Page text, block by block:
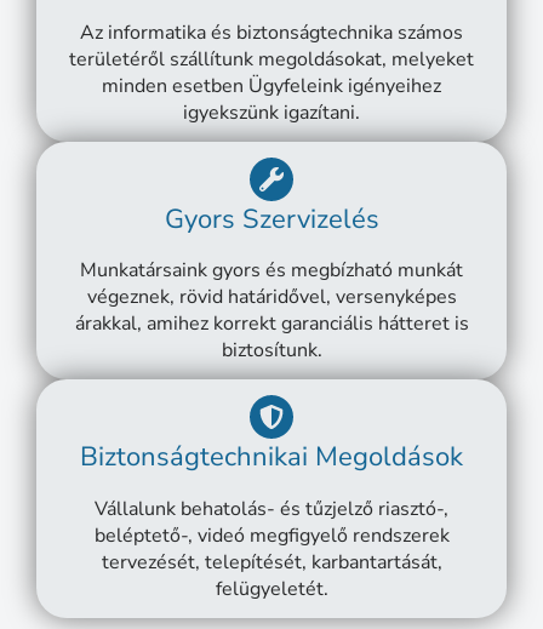
Az informatika és biztonságtechnika számos
területéről szállítunk megoldásokat, melyeket
minden esetben Ügyfeleink igényeihez
igyekszünk igazítani.
Gyors Szervizelés
Munkatársaink gyors és megbízható munkát
végeznek, rövid határidővel, versenyképes
árakkal, amihez korrekt garanciális hátteret is
biztosítunk.
Biztonságtechnikai Megoldások
Vállalunk behatolás- és tűzjelző riasztó-,
beléptető-, videó megfigyelő rendszerek
tervezését, telepítését, karbantartását,
felügyeletét.